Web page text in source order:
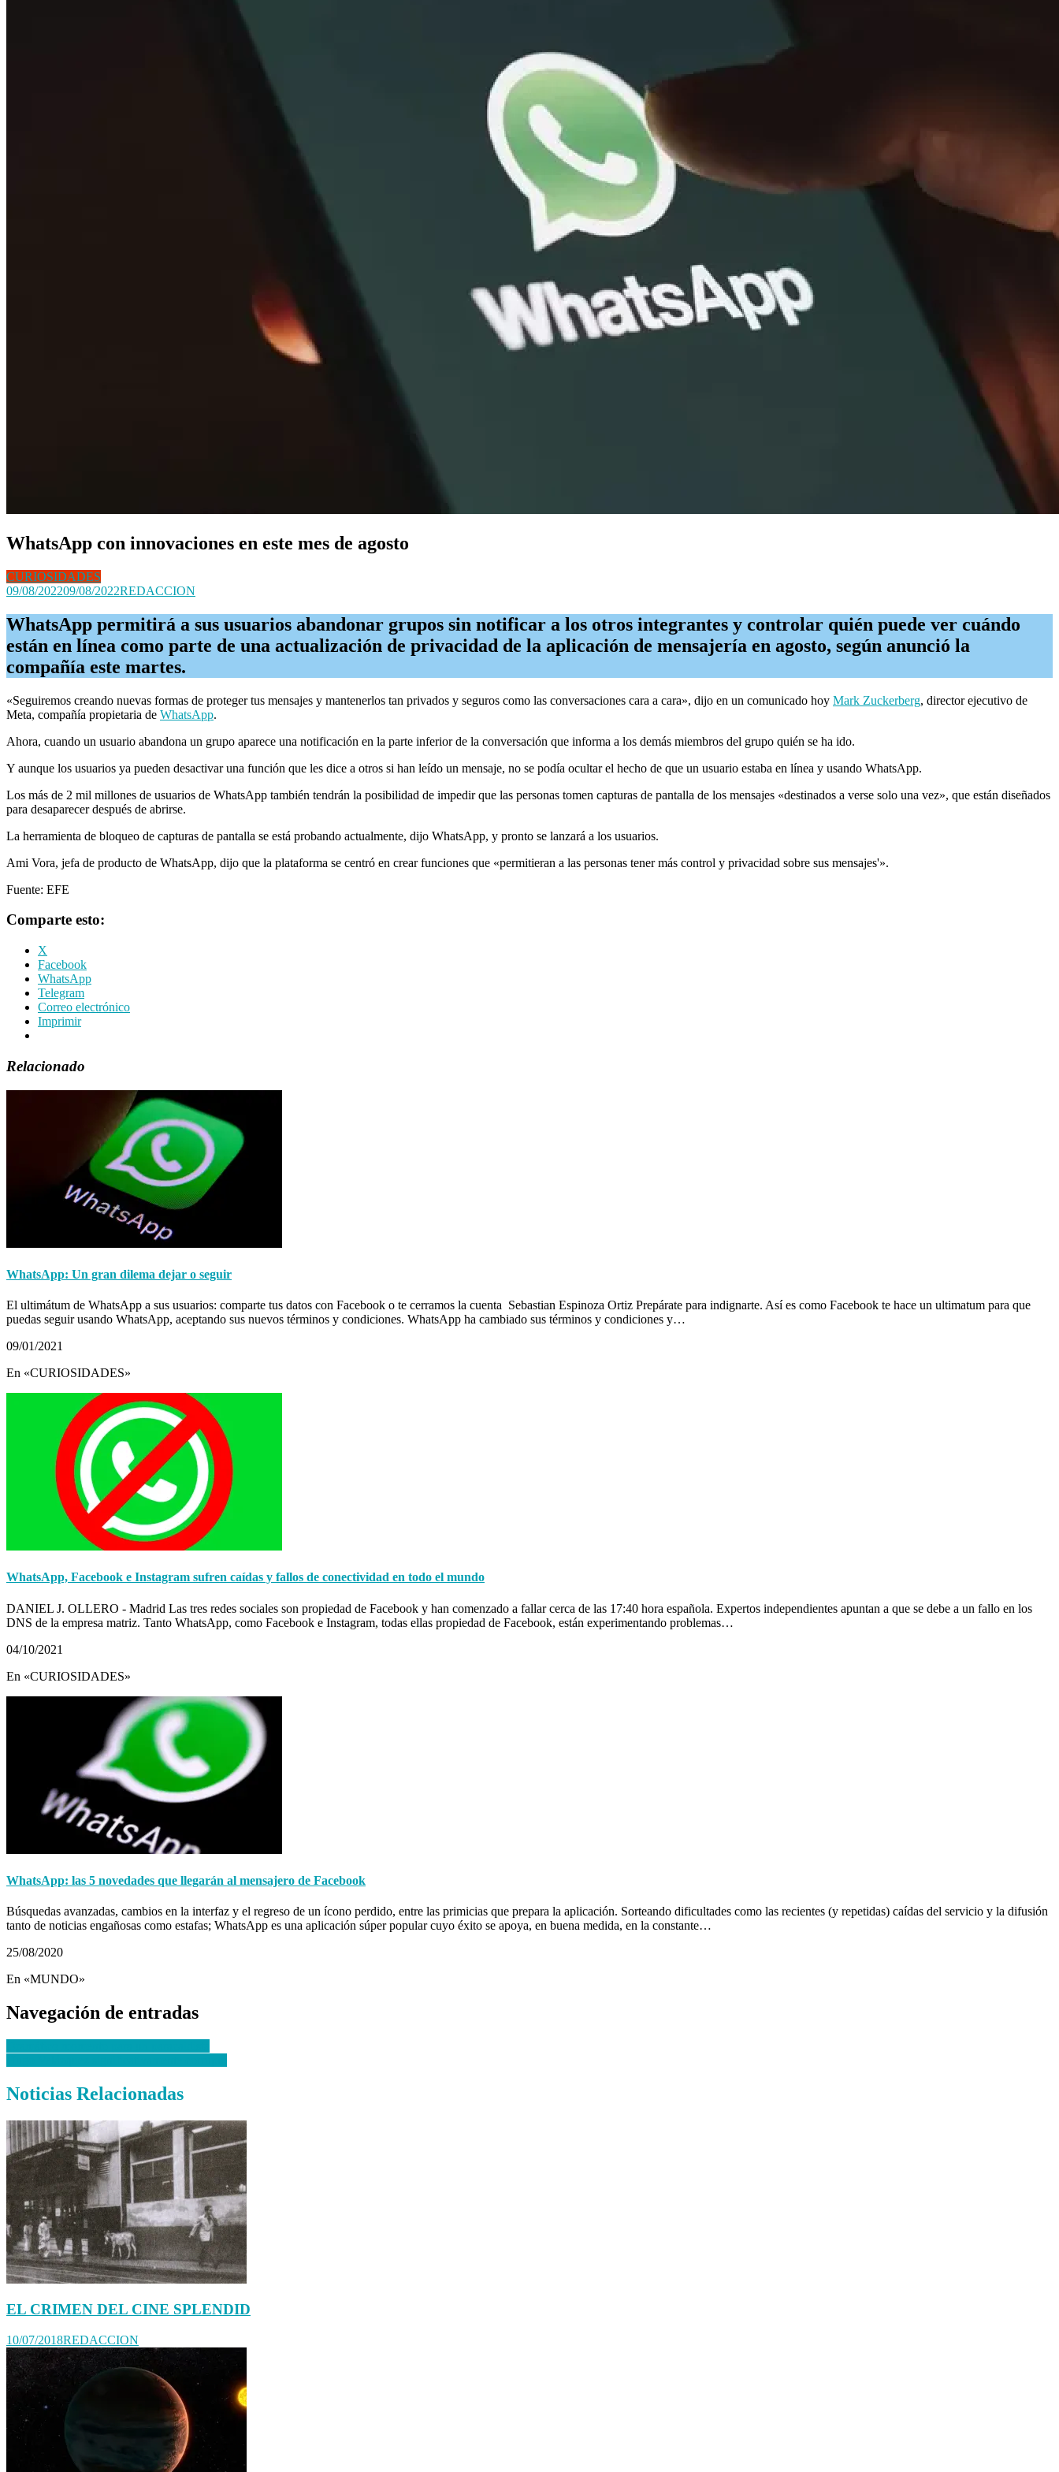
WhatsApp con innovaciones en este mes de agosto
CURIOSIDADES
09/08/202209/08/2022REDACCION
WhatsApp permitirá a sus usuarios abandonar grupos sin notificar a los otros integrantes y controlar quién puede ver cuándo
están en línea como parte de una actualización de privacidad de la aplicación de mensajería en agosto, según anunció la
compañía este martes.
«Seguiremos creando nuevas formas de proteger tus mensajes y mantenerlos tan privados y seguros como las conversaciones cara a cara», dijo en un comunicado hoy Mark Zuckerberg, director ejecutivo de
Meta, compañía propietaria de WhatsApp.
Ahora, cuando un usuario abandona un grupo aparece una notificación en la parte inferior de la conversación que informa a los demás miembros del grupo quién se ha ido.
Y aunque los usuarios ya pueden desactivar una función que les dice a otros si han leído un mensaje, no se podía ocultar el hecho de que un usuario estaba en línea y usando WhatsApp.
Los más de 2 mil millones de usuarios de WhatsApp también tendrán la posibilidad de impedir que las personas tomen capturas de pantalla de los mensajes «destinados a verse solo una vez», que están diseñados
para desaparecer después de abrirse.
La herramienta de bloqueo de capturas de pantalla se está probando actualmente, dijo WhatsApp, y pronto se lanzará a los usuarios.
Ami Vora, jefa de producto de WhatsApp, dijo que la plataforma se centró en crear funciones que «permitieran a las personas tener más control y privacidad sobre sus mensajes'».
Fuente: EFE
Comparte esto:
X
Facebook
WhatsApp
Telegram
Correo electrónico
Imprimir
Relacionado
WhatsApp: Un gran dilema dejar o seguir
El ultimátum de WhatsApp a sus usuarios: comparte tus datos con Facebook o te cerramos la cuenta Sebastian Espinoza Ortiz Prepárate para indignarte. Así es como Facebook te hace un ultimatum para que
puedas seguir usando WhatsApp, aceptando sus nuevos términos y condiciones. WhatsApp ha cambiado sus términos y condiciones y…
09/01/2021
En «CURIOSIDADES»
WhatsApp, Facebook e Instagram sufren caídas y fallos de conectividad en todo el mundo
DANIEL J. OLLERO - Madrid Las tres redes sociales son propiedad de Facebook y han comenzado a fallar cerca de las 17:40 hora española. Expertos independientes apuntan a que se debe a un fallo en los
DNS de la empresa matriz. Tanto WhatsApp, como Facebook e Instagram, todas ellas propiedad de Facebook, están experimentando problemas…
04/10/2021
En «CURIOSIDADES»
WhatsApp: las 5 novedades que llegarán al mensajero de Facebook
Búsquedas avanzadas, cambios en la interfaz y el regreso de un ícono perdido, entre las primicias que prepara la aplicación. Sorteando dificultades como las recientes (y repetidas) caídas del servicio y la difusión
tanto de noticias engañosas como estafas; WhatsApp es una aplicación súper popular cuyo éxito se apoya, en buena medida, en la constante…
25/08/2020
En «MUNDO»
Navegación de entradas
Noticias Relacionadas
EL CRIMEN DEL CINE SPLENDID
10/07/2018REDACCION